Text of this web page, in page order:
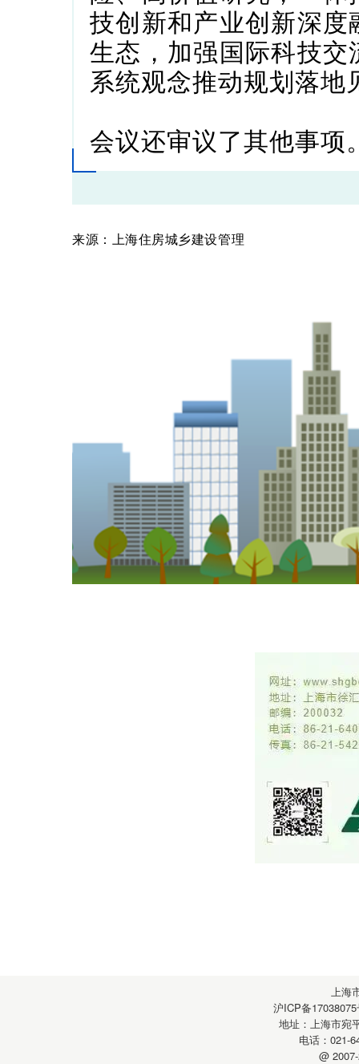
技创新和产业创新深
生态，加强国际科技
系统观念推动规划落地
会议还审议了其他事项
来源：上海住房城乡建设管理
上海
沪ICP备
地址：上海市宛
电话：021-
@